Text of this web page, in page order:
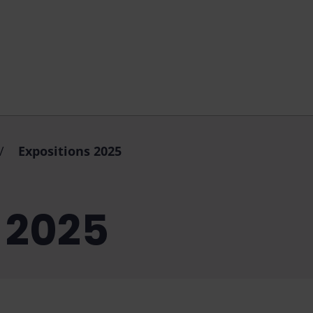
/ Expositions 2025